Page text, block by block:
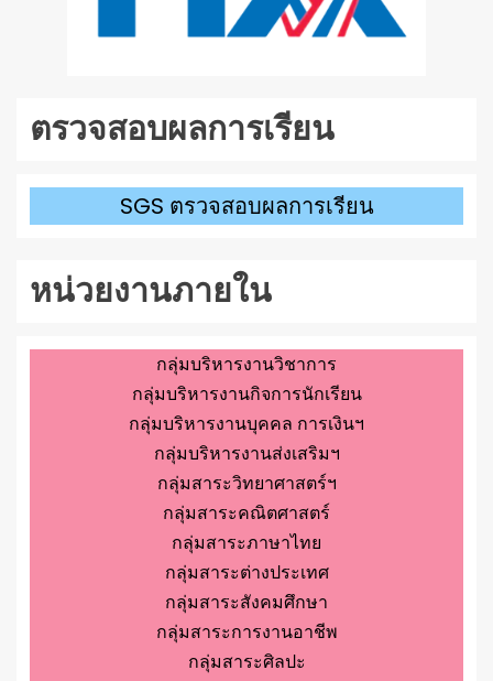
ตรวจสอบผลการเรียน
SGS ตรวจสอบผลการเรียน
หน่วยงานภายใน
กลุ่มบริหารงานวิชาการ
กลุ่มบริหารงานกิจการนักเรียน
กลุ่มบริหารงานบุคคล การเงินฯ
กลุ่มบริหารงานส่งเสริมฯ
กลุ่มสาระวิทยาศาสตร์ฯ
กลุ่มสาระคณิตศาสตร์
กลุ่มสาระภาษาไทย
กลุ่มสาระต่างประเทศ
กลุ่มสาระสังคมศึกษา
กลุ่มสาระการงานอาชีพ
กลุ่มสาระศิลปะ